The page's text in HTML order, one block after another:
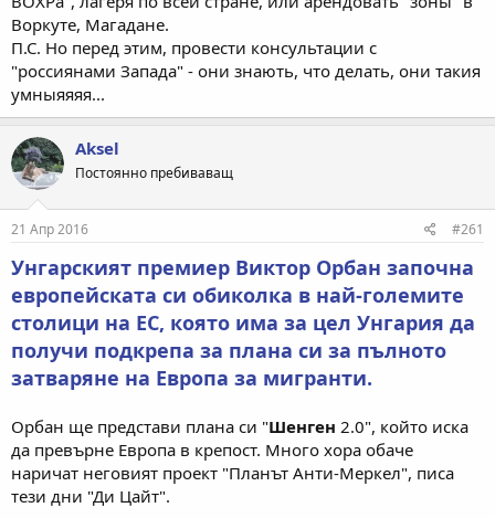
Воркуте, Магадане.
П.С. Но перед этим, провести консультации с
"россиянами Запада" - они знають, что делать, они такия
умныяяяя...
Aksel
Постоянно пребиваващ
21 Апр 2016 #261
Унгарският премиер Виктор Орбан започна
европейската си обиколка в най-големите
столици на ЕС, която има за цел Унгария да
получи подкрепа за плана си за пълното
затваряне на Европа за мигранти.
Орбан ще представи плана си "Шенген 2.0", който иска
да превърне Европа в крепост. Много хора обаче
наричат неговият проект "Планът Анти-Меркел", писа
тези дни "Ди Цайт".